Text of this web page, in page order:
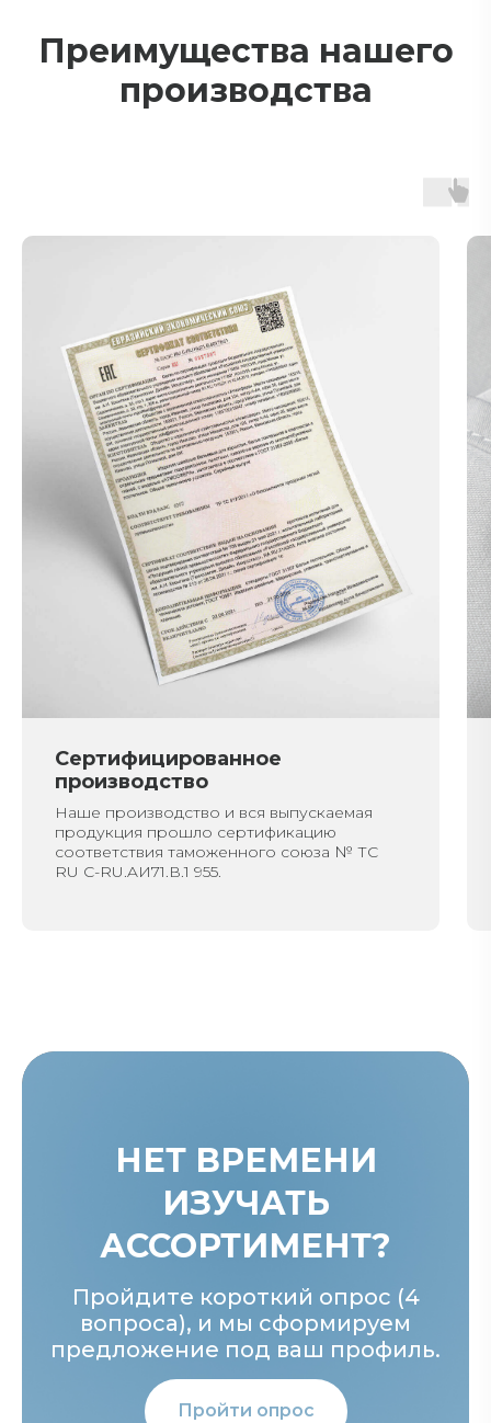
Преимущества нашего
производства
Сертифицированное
производство
Наше производство и вся выпускаемая
продукция прошло сертификацию
соответствия таможенного союза № ТС
RU C-RU.AИ71.В.1 955.
НЕТ ВРЕМЕНИ
ИЗУЧАТЬ
АССОРТИМЕНТ?
Пройдите короткий опрос (4
вопроса), и мы сформируем
предложение под ваш профиль.
Пройти опрос
4,9рейтинг товаров